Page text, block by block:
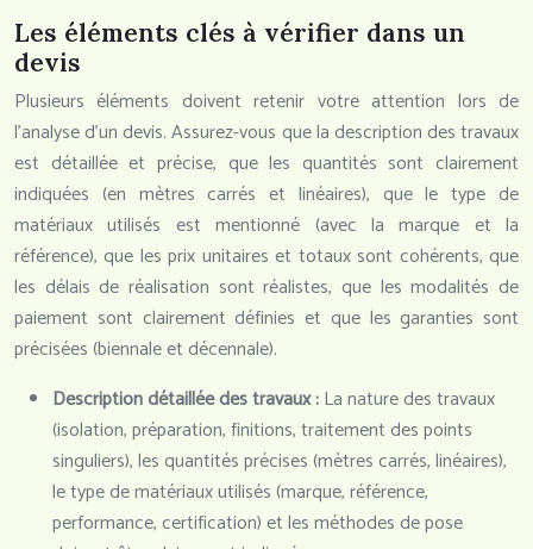
Les éléments clés à vérifier dans un
devis
Plusieurs éléments doivent retenir votre attention lors de
l’analyse d’un devis. Assurez-vous que la description des travaux
est détaillée et précise, que les quantités sont clairement
indiquées (en mètres carrés et linéaires), que le type de
matériaux utilisés est mentionné (avec la marque et la
référence), que les prix unitaires et totaux sont cohérents, que
les délais de réalisation sont réalistes, que les modalités de
paiement sont clairement définies et que les garanties sont
précisées (biennale et décennale).
Description détaillée des travaux :La nature des travaux
(isolation, préparation, finitions, traitement des points
singuliers), les quantités précises (mètres carrés, linéaires),
le type de matériaux utilisés (marque, référence,
performance, certification) et les méthodes de pose